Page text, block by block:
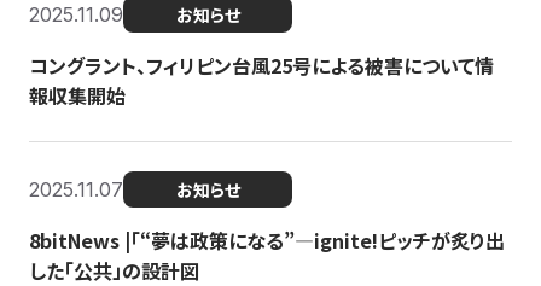
2025.11.09 お知らせ
コングラント、フィリピン台風25号による被害について情
報収集開始
2025.11.07 お知らせ
8bitNews |「“夢は政策になる”—ignite!ピッチが炙り出
した「公共」の設計図